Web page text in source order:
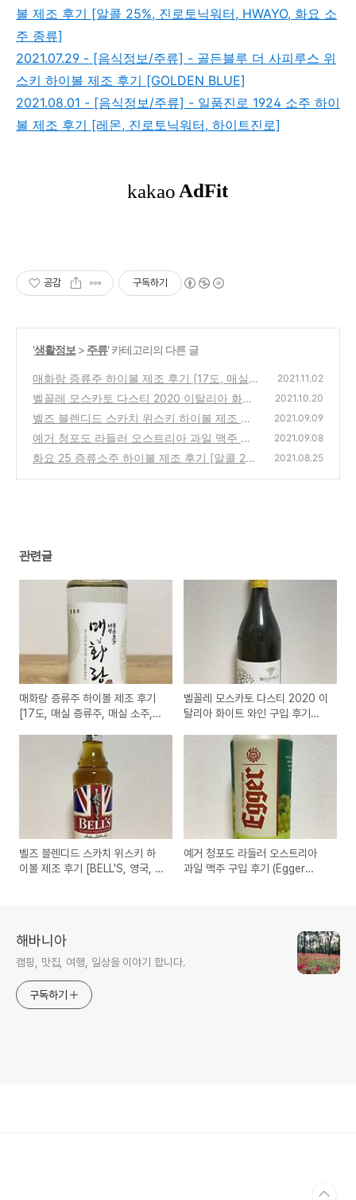
볼 제조 후기 [알콜 25%, 진로토닉워터, HWAYO, 화요 소
주 종류]
2021.07.29 - [음식정보/주류] - 골든블루 더 사피루스 위
스키 하이볼 제조 후기 [GOLDEN BLUE]
2021.08.01 - [음식정보/주류] - 일품진로 1924 소주 하이
볼 제조 후기 [레몬, 진로토닉워터, 하이트진로]
공감 구독하기
'생활정보 > 주류' 카테고리의 다른 글
매화랑 증류주 하이볼 제조 후기 [17도, 매실
증류주, 매실 소주, 순창 증류주]
(0)
2021.11.02
벨꼴레 모스카토 다스티 2020 이탈리아 화이
트 와인 구입 후기 [BEL COLLE MOSCATO
D'ASTI]
(0)
2021.10.20
벨즈 블렌디드 스카치 위스키 하이볼 제조 후
기 [BELL'S, 영국, 스코트랜드]
(0)
2021.09.09
예거 청포도 라들러 오스트리아 과일 맥주 구
입 후기 (Egger Trauben Radler)
(0)
2021.09.08
화요 25 증류소주 하이볼 제조 후기 [알콜 2
2021.08.25
관련글
매화랑 증류주 하이볼 제조 후기
[17도, 매실 증류주, 매실 소주,
벨꼴레 모스카토 다스티 2020 이
탈리아 화이트 와인 구입 후기
벨즈 블렌디드 스카치 위스키 하
이볼 제조 후기 [BELL'S, 영국, 스
예거 청포도 라들러 오스트리아
과일 맥주 구입 후기 (Egger
해바니아
캠핑, 맛집, 여행, 일상을 이야기 합니다.
구독하기